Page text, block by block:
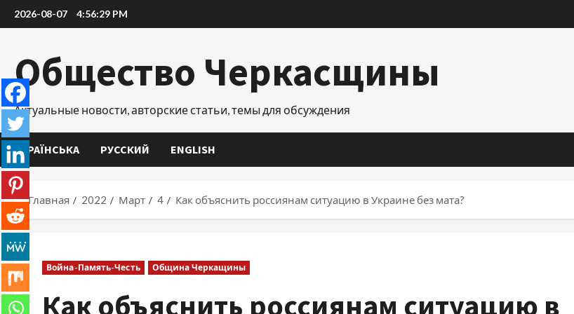
Перейти
к
2026-08-07 4:56:30 PM
Общество Черкасщины
Актуальные новости, авторские статьи, темы для обсуждения
УКРАЇНСЬКА РУССКИЙ ENGLISH
Главная 2022 Март 4 Как объяснить россиянам ситуацию в Украине без мата?
Война-Память-Честь Община Черкащины
Как объяснить россиянам ситуацию в